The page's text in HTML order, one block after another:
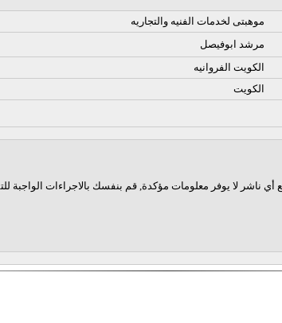
موهبتى لخدمات الفنيه والتجاريه
مرشد ابوفيصل
الكويت الفروانيه
الكويت
ناشر لا يوفر معلومات مؤكدة, قم بنفسك بالاجراءات الواجبة